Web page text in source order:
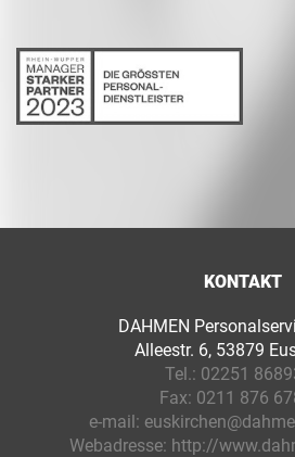
KONTAKT
DAHMEN
Alleestr. 6, 53879
Tel.: 02251
Fax: 0211 876
e-mail:
Webadresse: http://